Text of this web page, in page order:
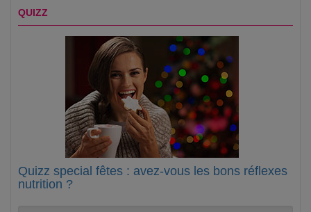
QUIZZ
Quizz special fêtes : avez-vous les bons réflexes
nutrition ?